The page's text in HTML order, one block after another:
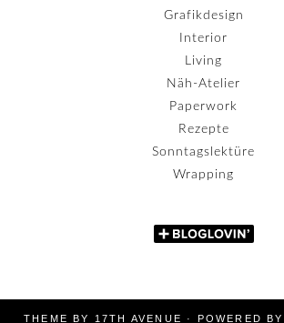
Grafikdesign
Interior
Living
Näh-Atelier
Paperwork
Rezepte
Sonntagslektüre
Wrapping
THEME BY 17TH AVENUE · POWERED BY